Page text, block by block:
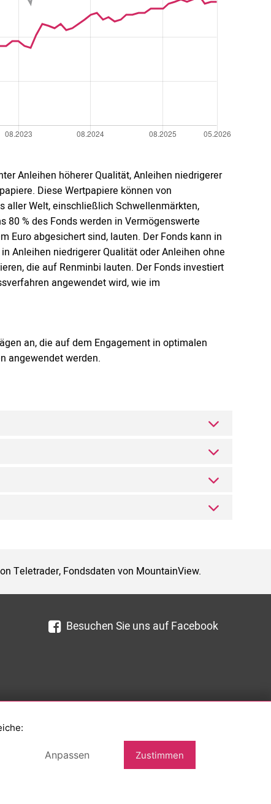
Anleihen höherer Qualität, Anleihen niedrigerer
Diese Wertpapiere können von
aller Welt, einschließlich Schwellenmärkten,
% des Fonds werden in Vermögenswerte
Euro abgesichert sind, lauten. Der Fonds kann in
Anleihen niedrigerer Qualität oder Anleihen ohne
die auf Renminbi lauten. Der Fonds investiert
angewendet wird, wie im
an, die auf dem Engagement in optimalen
angewendet werden.
Teletrader, Fondsdaten von MountainView.
Besuchen Sie uns auf Facebook
Anpassen Zustimmen